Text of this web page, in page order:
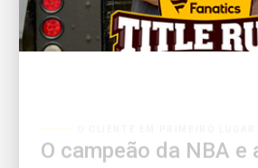
New York Knicks,